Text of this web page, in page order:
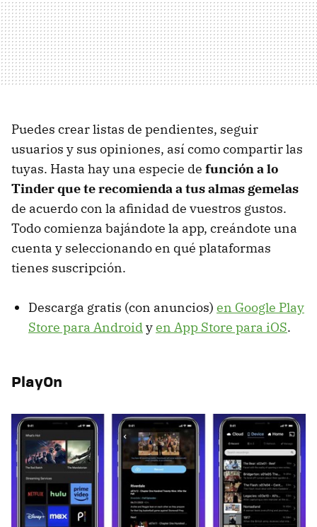
Puedes crear listas de pendientes, seguir
usuarios y sus opiniones, así como compartir las
tuyas. Hasta hay una especie de función a lo
Tinder que te recomienda a tus almas gemelas
de acuerdo con la afinidad de vuestros gustos.
Todo comienza bajándote la app, creándote una
cuenta y seleccionando en qué plataformas
tienes suscripción.
Descarga gratis (con anuncios) en Google Play
Store para Androidyen App Store para iOS.
PlayOn